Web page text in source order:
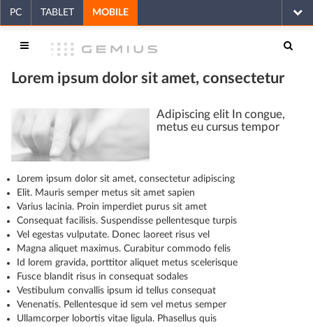
PC TABLET MOBILE
Lorem ipsum dolor sit amet, consectetur
Adipiscing elit In congue,
metus eu cursus tempor
Lorem ipsum dolor sit amet, consectetur adipiscing
Elit. Mauris semper metus sit amet sapien
Varius lacinia. Proin imperdiet purus sit amet
Consequat facilisis. Suspendisse pellentesque turpis
Vel egestas vulputate. Donec laoreet risus vel
Magna aliquet maximus. Curabitur commodo felis
Id lorem gravida, porttitor aliquet metus scelerisque
Fusce blandit risus in consequat sodales
Vestibulum convallis ipsum id tellus consequat
Venenatis. Pellentesque id sem vel metus semper
Ullamcorper lobortis vitae ligula. Phasellus quis